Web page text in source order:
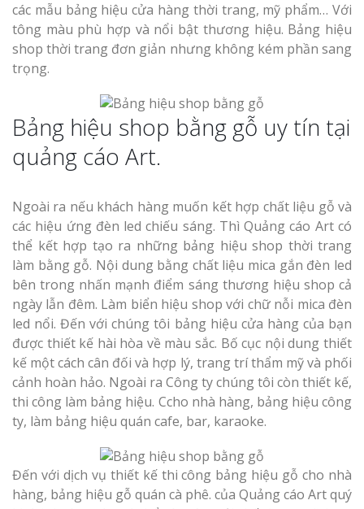
các mẫu bảng hiệu cửa hàng thời trang, mỹ phẩm… Với
tông màu phù hợp và nổi bật thương hiệu. Bảng hiệu
shop thời trang đơn giản nhưng không kém phần sang
trọng.
Bảng hiệu shop bằng gỗ uy tín tại
quảng cáo Art.
Ngoài ra nếu khách hàng muốn kết hợp chất liệu gỗ và
các hiệu ứng đèn led chiếu sáng. Thì Quảng cáo Art có
thể kết hợp tạo ra những bảng hiệu shop thời trang
làm bằng gỗ. Nội dung bằng chất liệu mica gắn đèn led
bên trong nhấn mạnh điểm sáng thương hiệu shop cả
ngày lẫn đêm. Làm biển hiệu shop với chữ nỗi mica đèn
led nổi. Đến với chúng tôi bảng hiệu cửa hàng của bạn
được thiết kế hài hòa về màu sắc. Bố cục nội dung thiết
kế một cách cân đối và hợp lý, trang trí thẩm mỹ và phối
cảnh hoàn hảo. Ngoài ra Công ty chúng tôi còn thiết kế,
thi công làm bảng hiệu. Ccho nhà hàng, bảng hiệu công
ty, làm bảng hiệu quán cafe, bar, karaoke.
Đến với dịch vụ thiết kế thi công bảng hiệu gỗ cho nhà
hàng, bảng hiệu gỗ quán cà phê. của Quảng cáo Art quý